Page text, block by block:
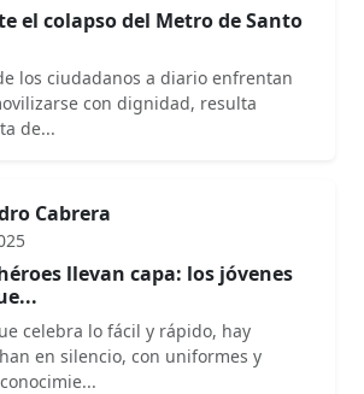
el colapso del Metro de Santo
los ciudadanos a diario enfrentan
con dignidad, resulta
de...
Cabrera
llevan capa: los jóvenes
celebra lo fácil y rápido, hay
en silencio, con uniformes y